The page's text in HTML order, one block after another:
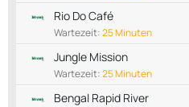
Rio Do Café
Wartezeit:25 Minuten
Jungle Mission
Wartezeit:25 Minuten
Bengal Rapid River